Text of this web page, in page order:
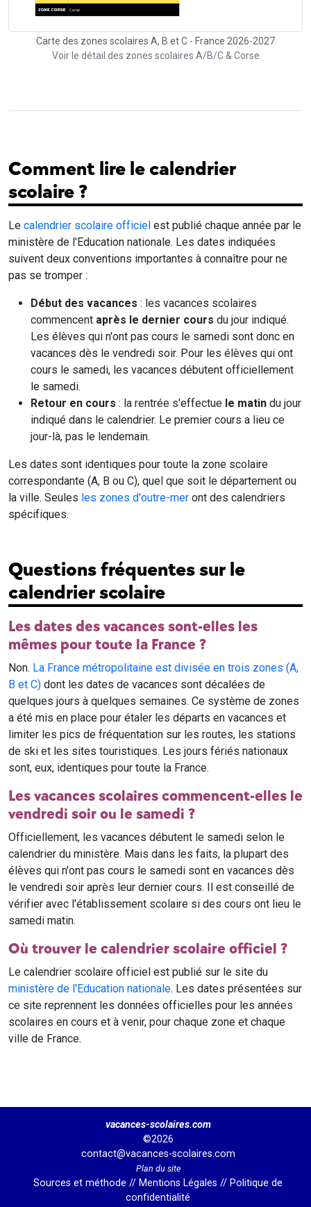
Carte des zones scolaires A, B et C - France 2026-2027
Voir le détail des zones scolaires A/B/C & Corse
Comment lire le calendrier
scolaire ?
Le calendrier scolaire officiel est publié chaque année par le
ministère de l'Education nationale. Les dates indiquées
suivent deux conventions importantes à connaître pour ne
pas se tromper :
Début des vacances : les vacances scolaires
commencent après le dernier cours du jour indiqué.
Les élèves qui n'ont pas cours le samedi sont donc en
vacances dès le vendredi soir. Pour les élèves qui ont
cours le samedi, les vacances débutent officiellement
le samedi.
Retour en cours : la rentrée s'effectue le matin du jour
indiqué dans le calendrier. Le premier cours a lieu ce
jour-là, pas le lendemain.
Les dates sont identiques pour toute la zone scolaire
correspondante (A, B ou C), quel que soit le département ou
la ville. Seules les zones d'outre-mer ont des calendriers
spécifiques.
Questions fréquentes sur le
calendrier scolaire
Les dates des vacances sont-elles les
mêmes pour toute la France ?
Non. La France métropolitaine est divisée en trois zones (A,
B et C) dont les dates de vacances sont décalées de
quelques jours à quelques semaines. Ce système de zones
a été mis en place pour étaler les départs en vacances et
limiter les pics de fréquentation sur les routes, les stations
de ski et les sites touristiques. Les jours fériés nationaux
sont, eux, identiques pour toute la France.
Les vacances scolaires commencent-elles le
vendredi soir ou le samedi ?
Officiellement, les vacances débutent le samedi selon le
calendrier du ministère. Mais dans les faits, la plupart des
élèves qui n'ont pas cours le samedi sont en vacances dès
le vendredi soir après leur dernier cours. Il est conseillé de
vérifier avec l'établissement scolaire si des cours ont lieu le
samedi matin.
Où trouver le calendrier scolaire officiel ?
Le calendrier scolaire officiel est publié sur le site du
ministère de l'Education nationale. Les dates présentées sur
ce site reprennent les données officielles pour les années
scolaires en cours et à venir, pour chaque zone et chaque
ville de France.
vacances-scolaires.com
©2026
contact@vacances-scolaires.com
Plan du site
Sources et méthode // Mentions Légales // Politique de
confidentialité